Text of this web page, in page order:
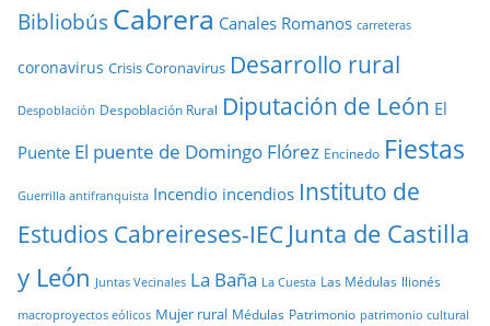
BibliobúsCabrera Canales Romanos carreteras
coronavirus Crisis Coronavirus Desarrollo rural
Despoblación Despoblación Rural Diputación de León El
Puente El puente de Domingo Flórez Encinedo Fiestas
Guerrilla antifranquista Incendio incendios Instituto de
Estudios Cabreireses-IEC Junta de Castilla
y León Juntas Vecinales La Baña La Cuesta Las Médulas llionés
macroproyectos eólicos Mujer rural Médulas Patrimonio patrimonio cultural